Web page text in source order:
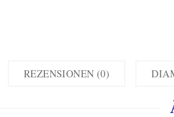
REZENSIONEN (0)